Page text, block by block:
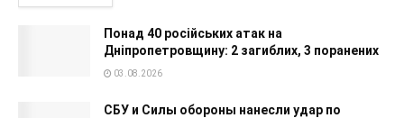
Понад 40 російських атак на
Дніпропетровщину: 2 загиблих, 3 поранених
03.08.2026
СБУ и Силы обороны нанесли удар по